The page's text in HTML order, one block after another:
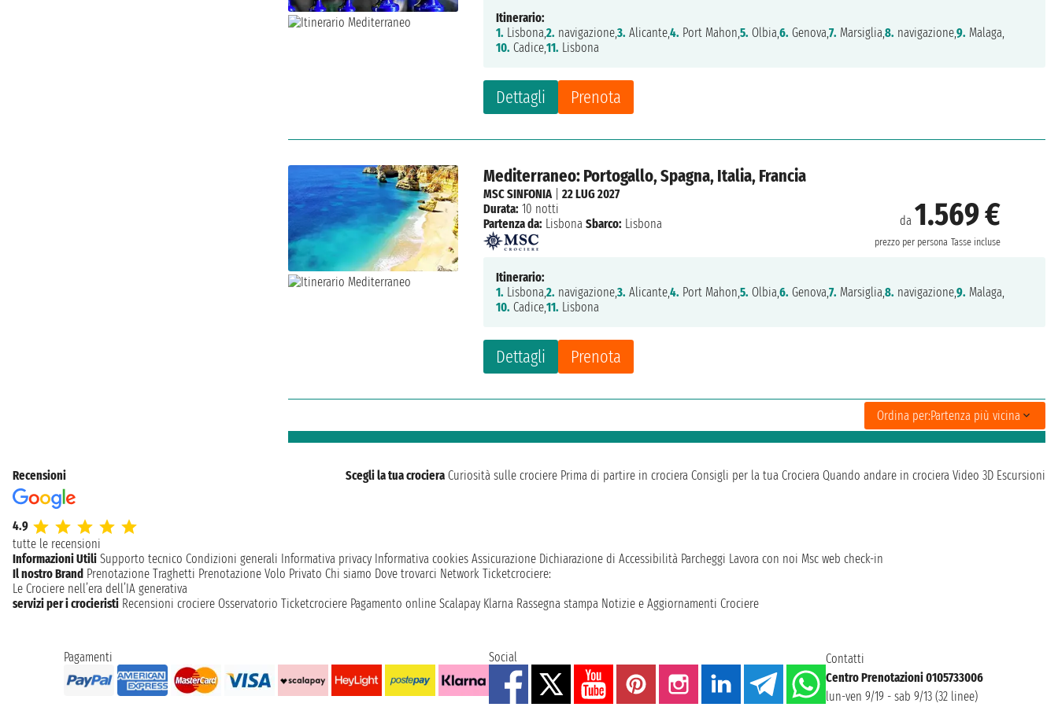
Dettagli Prenota
Itinerario:
1. Lisbona,2. navigazione,3. Alicante,4. Port Mahon,5. Olbia,6. Genova,7. Marsiglia,8. navigazione,9. Malaga,
10. Cadice,11. Lisbona
Mediterraneo: Portogallo, Spagna, Italia, Francia
da 1.569 €
prezzo per persona Tasse incluse
Dettagli Prenota
MSC SINFONIA|22 LUG 2027
Durata: 10 notti
Partenza da: Lisbona Sbarco: Lisbona
Itinerario:
1. Lisbona,2. navigazione,3. Alicante,4. Port Mahon,5. Olbia,6. Genova,7. Marsiglia,8. navigazione,9. Malaga,
10. Cadice,11. Lisbona
Ordina per:Partenza più vicina
Recensioni
4.9
tutte le recensioni
Scegli la tua crociera Curiosità sulle crociere Prima di partire in crociera Consigli per la tua Crociera Quando andare in crociera Video 3D Escursioni
Informazioni Utili Supporto tecnico Condizioni generali Informativa privacy Informativa cookies Assicurazione Dichiarazione di Accessibilità Parcheggi Lavora con noi Msc web check-in
Il nostro Brand Prenotazione Traghetti Prenotazione Volo Privato Chi siamo Dove trovarci Network Ticketcrociere:
Le Crociere nell’era dell’IA generativa
servizi per i crocieristi Recensioni crociere Osservatorio Ticketcrociere Pagamento online Scalapay Klarna Rassegna stampa Notizie e Aggiornamenti Crociere
Pagamenti Social
Contatti
Centro Prenotazioni 0105733006
lun-ven 9/19 - sab 9/13 (32 linee)